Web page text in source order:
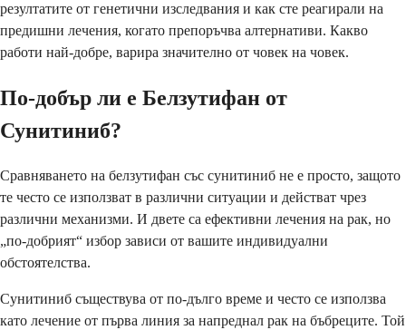
резултатите от генетични изследвания и как сте реагирали на
предишни лечения, когато препоръчва алтернативи. Какво
работи най-добре, варира значително от човек на човек.
По-добър ли е Белзутифан от
Сунитиниб?
Сравняването на белзутифан със сунитиниб не е просто, защото
те често се използват в различни ситуации и действат чрез
различни механизми. И двете са ефективни лечения на рак, но
„по-добрият“ избор зависи от вашите индивидуални
обстоятелства.
Сунитиниб съществува от по-дълго време и често се използва
като лечение от първа линия за напреднал рак на бъбреците. Той